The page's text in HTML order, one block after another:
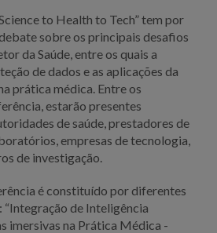
to Health to Tech” tem por
sobre os principais desafios
da Saúde, entre os quais a
de dados e as aplicações da
prática médica. Entre os
estarão presentes
de saúde, prestadores de
empresas de tecnologia,
de investigação.
é constituído por diferentes
“Integração de Inteligência
imersivas na Prática Médica -